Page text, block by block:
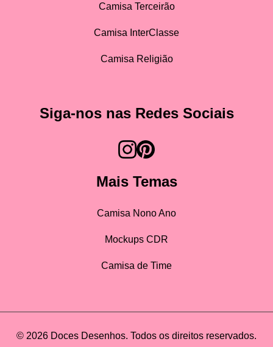
Camisa Terceirão
Camisa InterClasse
Camisa Religião
Siga-nos nas Redes Sociais
Mais Temas
Camisa Nono Ano
Mockups CDR
Camisa de Time
© 2026 Doces Desenhos. Todos os direitos reservados.